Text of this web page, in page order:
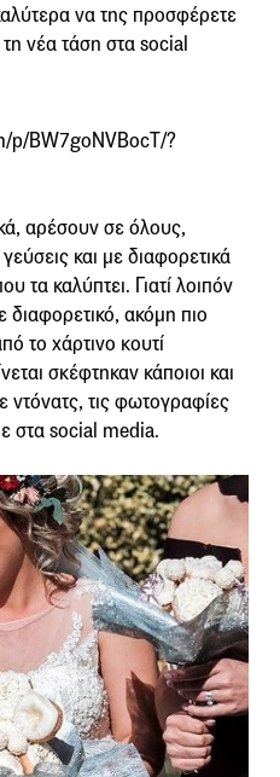
να της προσφέρετε
νέα τάση στα social
p/BW7goNVBocT/?
αρέσουν σε όλους,
και με διαφορετικά
τα καλύπτει. Γιατί λοιπόν
ακόμη πιο
το χάρτινο κουτί
σκέφτηκαν κάποιοι και
ντόνατς, τις φωτογραφίες
στα social media.